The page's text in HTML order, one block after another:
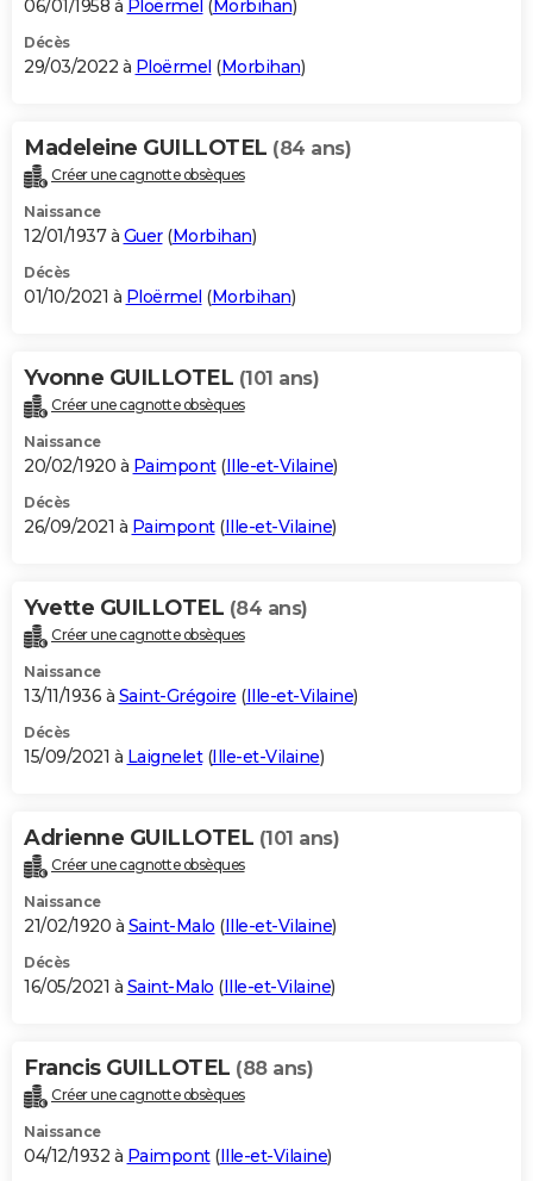
06/01/1958 à Ploërmel ( Morbihan)
Décès
29/03/2022 à Ploërmel (Morbihan)
Madeleine GUILLOTEL (84 ans)
Créer une cagnotte obsèques
Naissance
12/01/1937 à Guer(Morbihan)
Décès
01/10/2021 à Ploërmel (Morbihan)
Yvonne GUILLOTEL (101 ans)
Créer une cagnotte obsèques
Naissance
20/02/1920 à Paimpont(Ille-et-Vilaine)
Décès
26/09/2021 à Paimpont(Ille-et-Vilaine)
Yvette GUILLOTEL (84 ans)
Créer une cagnotte obsèques
Naissance
13/11/1936 à Saint-Grégoire (Ille-et-Vilaine)
Décès
15/09/2021 à Laignelet(Ille-et-Vilaine)
Adrienne GUILLOTEL (101 ans)
Créer une cagnotte obsèques
Naissance
21/02/1920 à Saint-Malo (Ille-et-Vilaine)
Décès
16/05/2021 à Saint-Malo (Ille-et-Vilaine)
Francis GUILLOTEL (88 ans)
Créer une cagnotte obsèques
Naissance
04/12/1932 à Paimpont(Ille-et-Vilaine)